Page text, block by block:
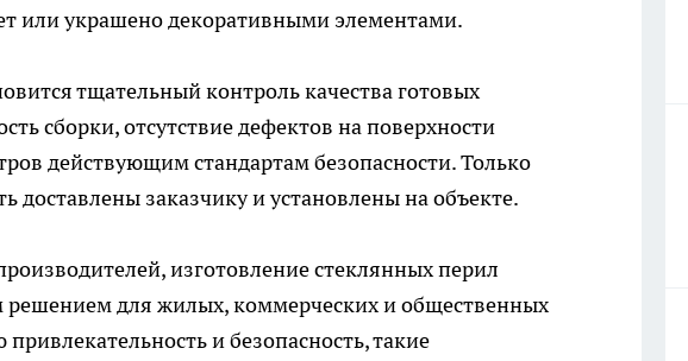
или украшено декоративными элементами.
тщательный контроль качества готовых
сборки, отсутствие дефектов на поверхности
действующим стандартам безопасности. Только
доставлены заказчику и установлены на объекте.
изготовление стеклянных перил
решением для жилых, коммерческих и общественных
и безопасность, такие